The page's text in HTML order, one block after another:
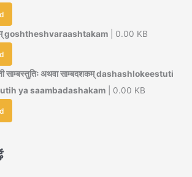
goshtheshvaraashtakam | 0.00 KB
साम्बस्तुतिः अथवा साम्बदशकम् dashashlokeestuti
ya saambadashakam | 0.00 KB